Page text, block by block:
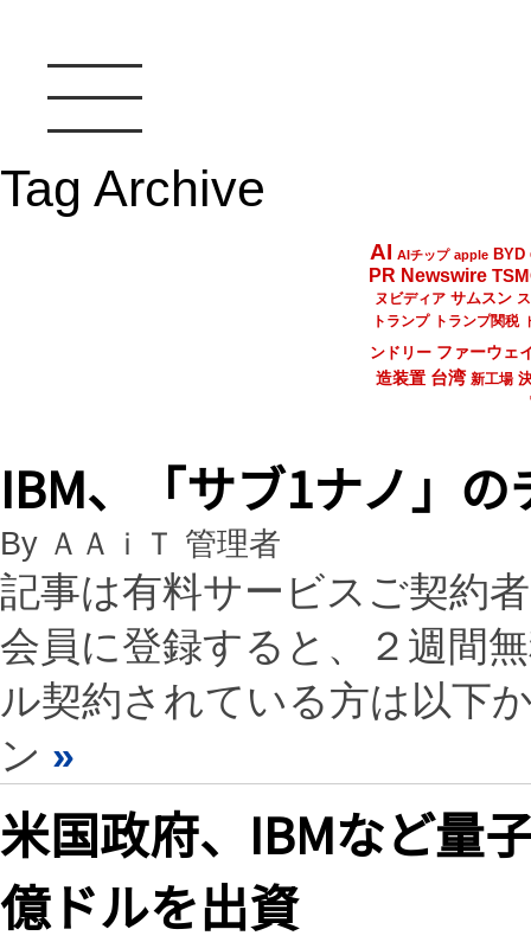
Tag Archive
AI AIチップ apple BYD
PR Newswire
ヌビディア サムスン
トランプ
トランプ関税
ンドリー ファーウェ
造装置 台湾 新工場
IBM、「サブ1ナノ」
By ＡＡｉＴ 管理者
記事は有料サービスご契約
会員に登録すると、２週間
ル契約されている方は以下
ン »
米国政府、IBMなど量
億ドルを出資